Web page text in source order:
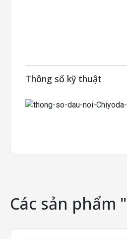
Thông số kỹ thuật
Các sản phẩm